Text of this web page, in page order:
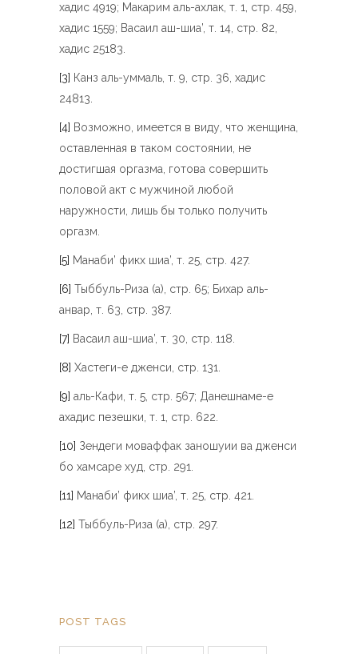
хадис 4919; Макарим аль-ахлак, т. 1, стр. 459,
хадис 1559; Васаил аш-шиа’, т. 14, стр. 82,
хадис 25183.
[3] Канз аль-уммаль, т. 9, стр. 36, хадис
24813.
[4] Возможно, имеется в виду, что женщина,
оставленная в таком состоянии, не
достигшая оргазма, готова совершить
половой акт с мужчиной любой
наружности, лишь бы только получить
оргазм.
[5] Манаби’ фикх шиа’, т. 25, стр. 427.
[6] Тыббуль-Риза (а), стр. 65; Бихар аль-
анвар, т. 63, стр. 387.
[7] Васаил аш-шиа’, т. 30, стр. 118.
[8] Хастеги-е дженси, стр. 131.
[9] аль-Кафи, т. 5, стр. 567; Данешнаме-е
ахадис пезешки, т. 1, стр. 622.
[10] Зендеги моваффак заношуии ва дженси
бо хамсаре худ, стр. 291.
[11] Манаби’ фикх шиа’, т. 25, стр. 421.
[12] Тыббуль-Риза (а), стр. 297.
POST TAGS